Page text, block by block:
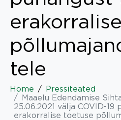
tele
Home
Pressiteated
Maaelu Edendamise
25.06.2021 välja COVID-
erakorralise toetuse